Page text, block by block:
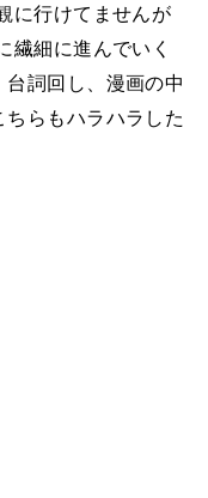
に行けてませんが
繊細に進んでいく
詞回し、漫画の中
らもハラハラした